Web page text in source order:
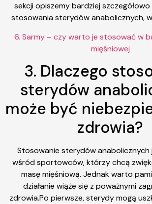
sekcji opiszemy bardziej
stosowania sterydów anabolicznych,
6. Sarmy – czy warto je stosować w
mięśniowej
3. Dlaczego
sterydów
może być
zdrowia?
Stosowanie sterydów
wśród sportowców, którzy chcą
masę mięśniową. Jednak warto
działanie wiąże się z poważnymi
zdrowia.Po pierwsze, sterydy mogą